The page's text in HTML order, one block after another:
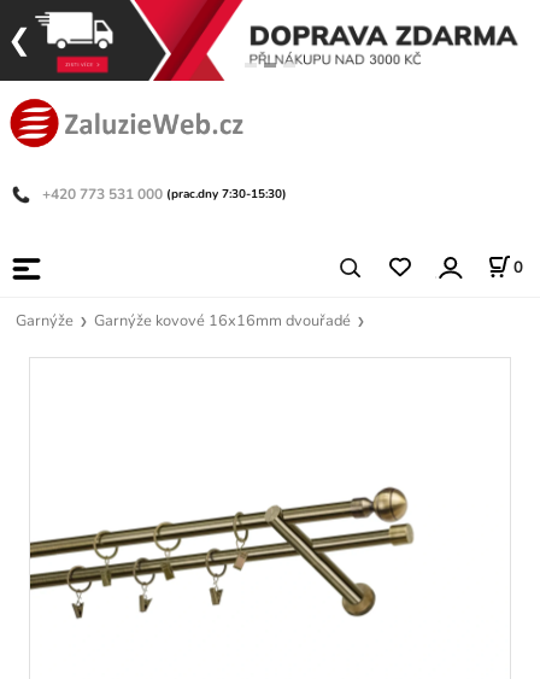
+420 773 531 000 (prac.dny 7:30-15:30)
0
Garnýže Garnýže kovové 16x16mm dvouřadé